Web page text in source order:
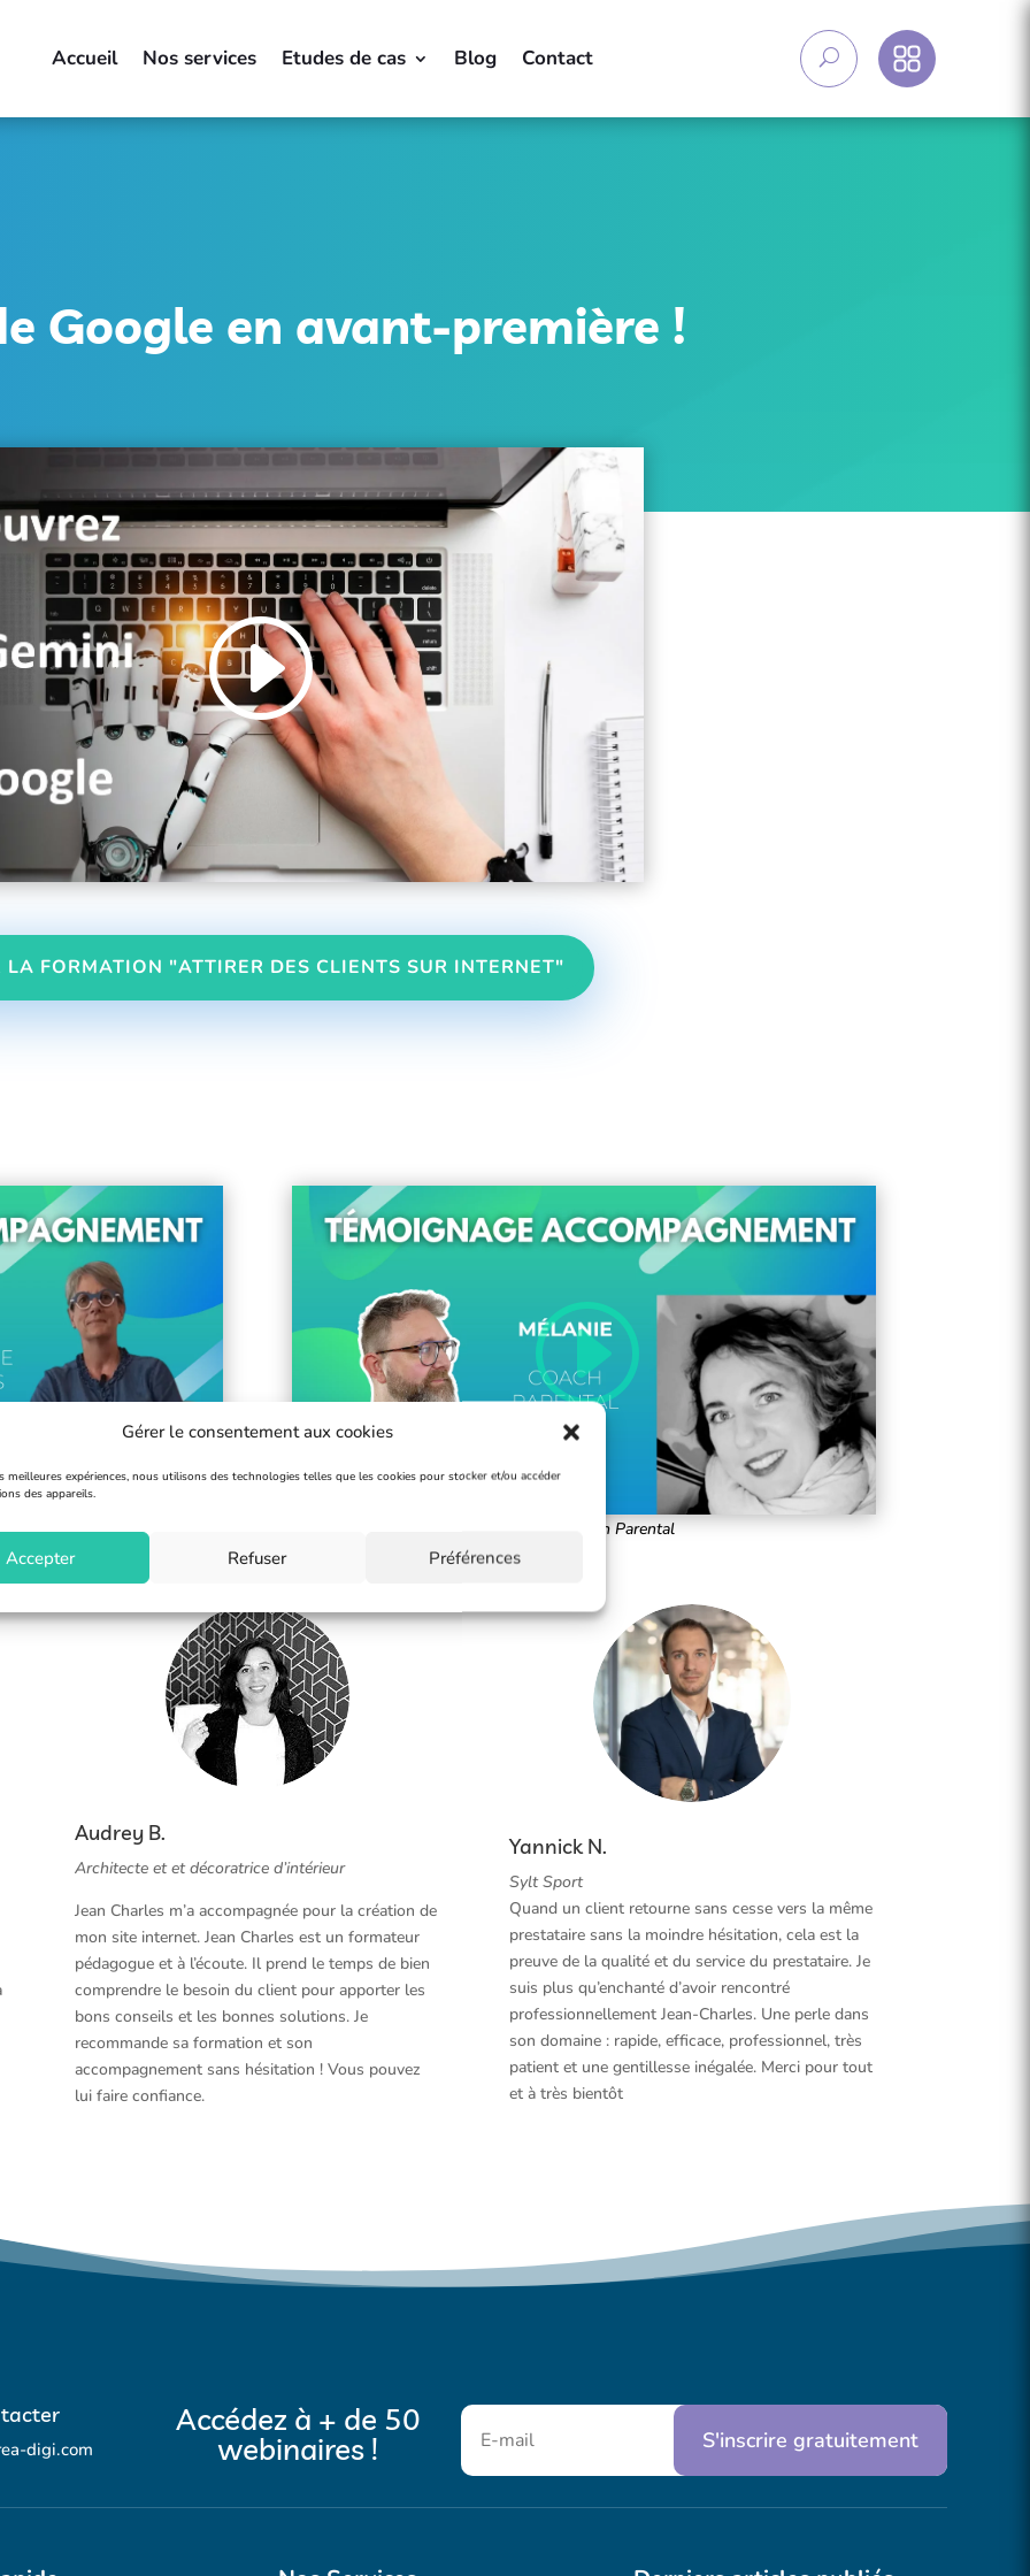
Gérer le consentement aux cookies
meilleures expériences, nous utilisons des technologies telles que les cookies pour stocker et/ou accéder
des appareils.
Accepter Refuser Préférences
Accueil Nos services Etudes de cas Blog Contact
Google en avant-première !
LA FORMATION "ATTIRER DES CLIENTS SUR INTERNET"
Pédestres Mélanie – Coach Parental
Audrey B.
Architecte et et décoratrice d’intérieur
Jean Charles m’a accompagnée pour la création de
mon site internet. Jean Charles est un formateur
pédagogue et à l’écoute. Il prend le temps de bien
comprendre le besoin du client pour apporter les
bons conseils et les bonnes solutions. Je
recommande sa formation et son
accompagnement sans hésitation ! Vous pouvez
lui faire confiance.
Yannick N.
Sylt Sport
Quand un client retourne sans cesse vers la même
prestataire sans la moindre hésitation, cela est la
preuve de la qualité et du service du prestataire. Je
suis plus qu’enchanté d’avoir rencontré
professionnellement Jean-Charles. Une perle dans
son domaine : rapide, efficace, professionnel, très
patient et une gentillesse inégalée. Merci pour tout
et à très bientôt
digi.com
Accédez à + de 50
webinaires ! S'inscrire gratuitement